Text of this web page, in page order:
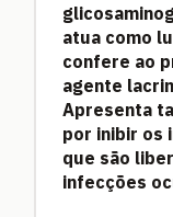
atua como
confere ao
agente
Apresenta
por inibir os
que são
infecções